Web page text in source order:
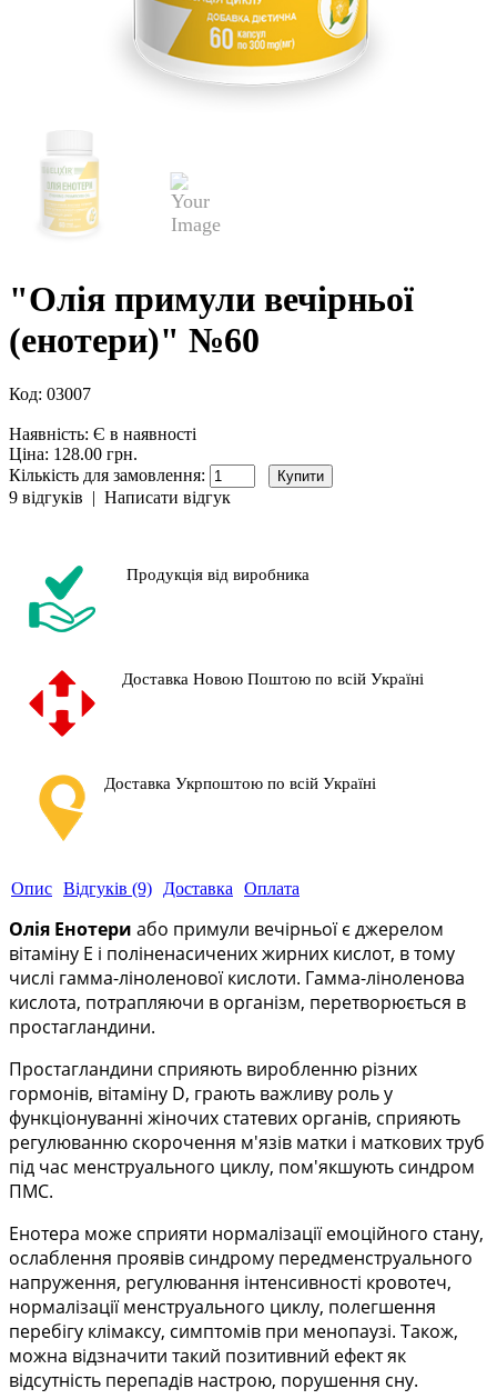
"Олія примули вечірньої
(енотери)" №60
Код: 03007
Наявність: Є в наявності
Ціна: 128.00 грн.
Кількість для замовлення:
9 відгуків | Написати відгук
Продукція від виробника
Доставка Новою Поштою по всій Україні
Доставка Укрпоштою по всій Україні
Опис Відгуків (9) Доставка Оплата
Олія Енотери або примули вечірньої є джерелом
вітаміну Е і поліненасичених жирних кислот, в тому
числі гамма-ліноленової кислоти. Гамма-ліноленова
кислота, потрапляючи в організм, перетворюється в
простагландини.
Простагландини сприяють виробленню різних
гормонів, вітаміну D, грають важливу роль у
функціонуванні жіночих статевих органів, сприяють
регулюванню скорочення м'язів матки і маткових труб
під час менструального циклу, пом'якшують синдром
ПМС.
Енотера може сприяти нормалізації емоційного стану,
ослаблення проявів синдрому передменструального
напруження, регулювання інтенсивності кровотеч,
нормалізації менструального циклу, полегшення
перебігу клімаксу, симптомів при менопаузі. Також,
можна відзначити такий позитивний ефект як
відсутність перепадів настрою, порушення сну.